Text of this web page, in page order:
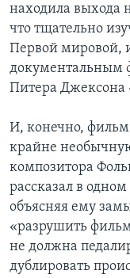
находила выхода
что тщательно
Первой мировой,
документальным
Питера Джексона
И, конечно,
крайне
композитора
рассказал в
объясняя ему
«разрушить
не должна
дублировать